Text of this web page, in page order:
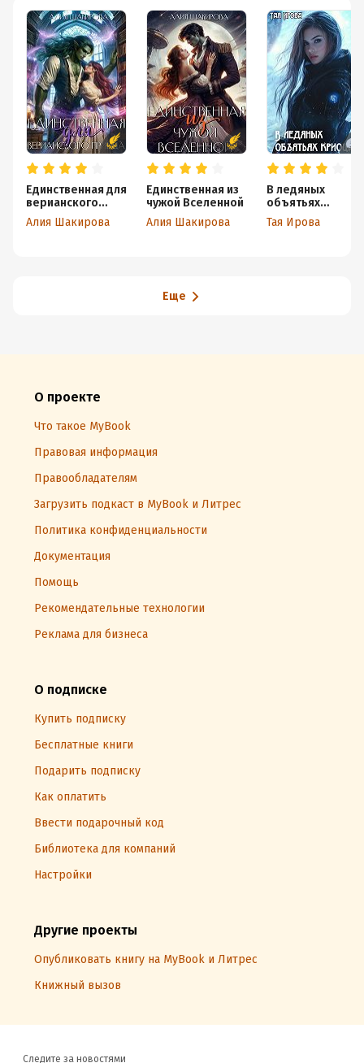
Единственная для
верианского
принца
Алия Шакирова
Единственная из
чужой Вселенной
Алия Шакирова
В ледяных
объятьях
криосца
Тая Ирова
Еще
О проекте
Что такое MyBook
Правовая информация
Правообладателям
Загрузить подкаст в MyBook и Литрес
Политика конфиденциальности
Документация
Помощь
Рекомендательные технологии
Реклама для бизнеса
О подписке
Купить подписку
Бесплатные книги
Подарить подписку
Как оплатить
Ввести подарочный код
Библиотека для компаний
Настройки
Другие проекты
Опубликовать книгу на MyBook и Литрес
Книжный вызов
Следите за новостями